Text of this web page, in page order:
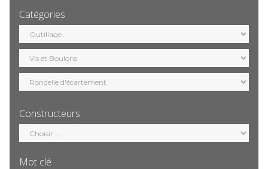
Catégories
Sélection
catégorie
Constructeurs
Sélection
constructeur
Mot clé